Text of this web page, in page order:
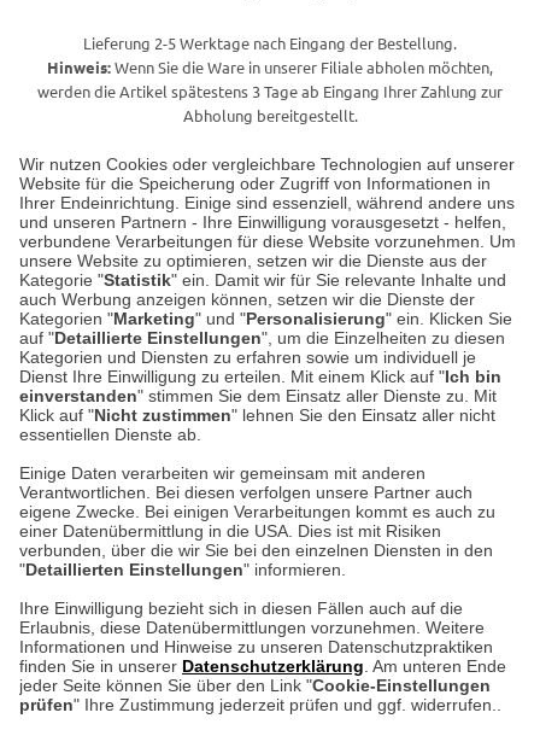
Wir nutzen Cookies oder vergleichbare Technologien auf unserer
Website für die Speicherung oder Zugriff von Informationen in
Ihrer Endeinrichtung. Einige sind essenziell, während andere uns
und unseren Partnern - Ihre Einwilligung vorausgesetzt - helfen,
verbundene Verarbeitungen für diese Website vorzunehmen. Um
unsere Website zu optimieren, setzen wir die Dienste aus der
Kategorie "Statistik" ein. Damit wir für Sie relevante Inhalte und
auch Werbung anzeigen können, setzen wir die Dienste der
Kategorien "Marketing" und "Personalisierung" ein. Klicken Sie
auf "Detaillierte Einstellungen", um die Einzelheiten zu diesen
Kategorien und Diensten zu erfahren sowie um individuell je
Dienst Ihre Einwilligung zu erteilen. Mit einem Klick auf "Ich bin
einverstanden" stimmen Sie dem Einsatz aller Dienste zu. Mit
Klick auf "Nicht zustimmen" lehnen Sie den Einsatz aller nicht
essentiellen Dienste ab.
Einige Daten verarbeiten wir gemeinsam mit anderen
Verantwortlichen. Bei diesen verfolgen unsere Partner auch
eigene Zwecke. Bei einigen Verarbeitungen kommt es auch zu
einer Datenübermittlung in die USA. Dies ist mit Risiken
verbunden, über die wir Sie bei den einzelnen Diensten in den
"Detaillierten Einstellungen" informieren.
Ihre Einwilligung bezieht sich in diesen Fällen auch auf die
Erlaubnis, diese Datenübermittlungen vorzunehmen. Weitere
Informationen und Hinweise zu unseren Datenschutzpraktiken
finden Sie in unserer Datenschutzerklärung . Am unteren Ende
jeder Seite können Sie über den Link "Cookie-Einstellungen
prüfen" Ihre Zustimmung jederzeit prüfen und ggf. widerrufen..
Lieferung 2-5 Werktage nach Eingang der Bestellung.
Hinweis:Wenn Sie die Ware in unserer Filiale abholen möchten,
werden die Artikel spätestens 3 Tage ab Eingang Ihrer Zahlung zur
Abholung bereitgestellt.
Unser Geschäft in Meckenheim
Auf dem Steinbüchel 6
53340 Meckenheim
Montag bis Samstag 9:00 Uhr bis 18:00 Uhr
weitere Information
Hier finden Sie uns im Netz
Kontakt
Umwelt und Entsorgung
Zur Echtheit von Bewertungen
Hinweisgeber-Schutzgesetz
Barrierefreiheit unserer Website
Cookie-Einstellungen in Ihrem Browser
ACHTUNG!
Ihr Browser speichert aktuell keine Cookies!
Leider können Sie in diesem Fall unseren Online-Shop